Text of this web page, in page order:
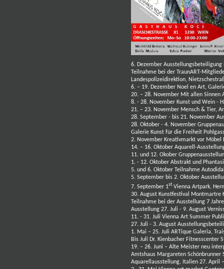
6. Dezember Ausstellungsbeteiligung
Teilnahme bei der TraunART-
Landespolizeidirektion,
6. – 19. Dezember Noel en Art,
20. – 28. November Mit allen Sinnen
8. - 28. November Kunst und Wein -
21. – 23. November Mensch & Tier,
28. September - bis 21. November
28. Oktober - 4. November
Galerie Kunst für die Freiheit
2. November Kreativmarkt vor Möbel
14. – 16. Oktober Aquarell-
11. und 12. Okober
1. - 12. Oktober Abstrakt und
5. und 6. Oktober Teilnahme
5. September bis 2. Oktober
7. September 1st Vienna Artpark,
30. August Kunstfestival Montmartre
Teilnahme bei der Ausstellung 7
Ausstellung 27. Juli - 9. August
11. - 31. Juli Vienna Art Summer
27. Juli - 3. August
1. Mai – 25. Juli ARTique Galeria,
Bis Juli Dr. Kienbacher Fitnesscenter
19. – 26. Juni – Alte Meister neu
Amtshaus Margareten Schönbrunner
Aquarellausstellung, Italien 27. April